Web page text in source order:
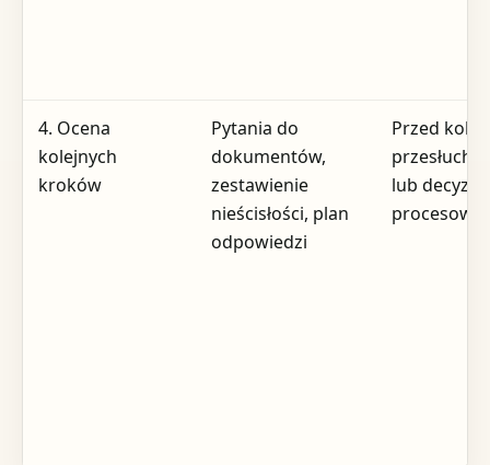
4. Ocena
kolejnych
kroków
Pytania do
dokumentów,
zestawienie
nieścisłości, plan
odpowiedzi
Przed
lub decyzją
procesową